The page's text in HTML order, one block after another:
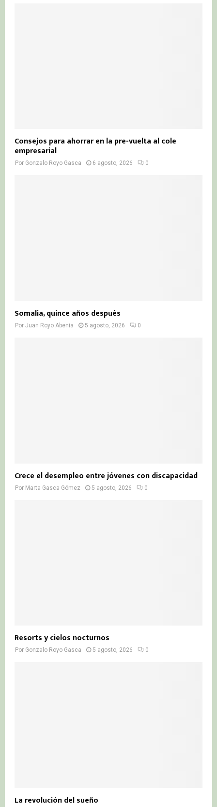
Consejos para ahorrar en la pre-vuelta al cole
empresarial
Por Gonzalo Royo Gasca 6 agosto, 2026 0
Somalia, quince años después
Por Juan Royo Abenia 5 agosto, 2026 0
Crece el desempleo entre jóvenes con discapacidad
Por Marta Gasca Gómez 5 agosto, 2026 0
Resorts y cielos nocturnos
Por Gonzalo Royo Gasca 5 agosto, 2026 0
La revolución del sueño